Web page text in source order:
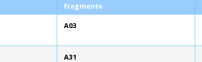
Fragmento
A03
A31